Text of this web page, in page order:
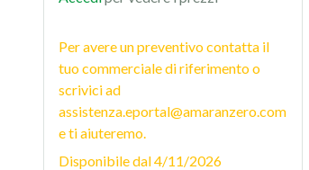
Per avere un preventivo contatta il
tuo commerciale di riferimento o
scrivici ad
assistenza.eportal@amaranzero.com
e ti aiuteremo.
Disponibile dal4/11/2026